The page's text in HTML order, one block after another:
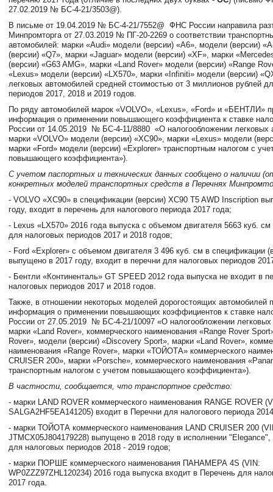
27.02.2019 № БС-4-21/3503@).
В письме от 19.04.2019 № БС-4-21/7552@ ФНС России направила
Минпромторга от 27.03.2019 № ПГ-20-2269 о соответствии
автомобилей: марки «Audi» модели (версии) «A6», модели (версии)
(версии) «Q7», марки «Jaguar» модели (версии) «XF», марки
(версии) «G63 AMG», марки «Land Rover» модели (версии) «Range
«Lexus» модели (версии) «LX570», марки «Infiniti» модели (версии)
легковых автомобилей средней стоимостью от 3 миллионов рублей
периодов 2017, 2018 и 2019 годов.
По ряду автомобилей марок «VOLVO», «Lexus», «Ford» и «БЕНТЛИ»
информация о применении повышающего коэффициента к ставке
России от 14.05.2019
№ БС-4-11/8880 «О налогообложении легковых
марки «VOLVO» модели (версии) «XC90», марки «Lexus» модели
марки «Ford» модели (версии) «Explorer» транспортным налогом с
повышающего коэффициента»).
С учетом паспортных и технических данных сообщено о наличии
конкретных моделей транспортных средств в Перечнях
- VOLVO «XC90» в спецификации (версии) XC90 T5 AWD Inscription
году, входит в перечень для налогового периода 2017 года;
- Lexus «LX570» 2016 года выпуска с объемом двигателя 5663 куб. см
для налоговых периодов 2017 и 2018 годов;
- Ford «Explorer» с объемом двигателя 3 496 куб. см в спецификации
выпущено в 2017 году, входит в перечни для налоговых периодов
- Бентли «Континенталь» GТ SРЕЕD 2012 года выпуска не входит в
налоговых периодов 2017 и 2018 годов.
Также, в отношении некоторых моделей дорогостоящих автомобилей
информация о применении повышающих коэффициентов к ставке
России от 27.05.2019
№ БС-4-21/10097 «О налогообложении легковых
марки «Land Rover», коммерческого наименования «Range Rover
Rover», модели (версии) «Discovery Sport», марки «Land Rover»,
наименования «Range Rover», марки «ТОЙОТА» коммерческого
CRUISER 200», марки «Porsche», коммерческого наименования
транспортным налогом с учетом повышающего коэффициента»).
В частности, сообщается, что транспортное средство:
- марки LAND ROVER коммерческого наименования RANGE ROVER
SALGA2HF5EA141205) входит в Перечни для налогового периода
- марки ТОЙОТА коммерческого наименования LAND CRUISER 200
JTMCX05J804179228) выпущено в 2018 году в исполнении
для налоговых периодов 2018 - 2019 годов;
- марки ПОРШЕ коммерческого наименования ПАНАМЕРА 4S (VIN:
WP0ZZZ97ZHL120234) 2016 года выпуска входит в Перечень для
2017 года.